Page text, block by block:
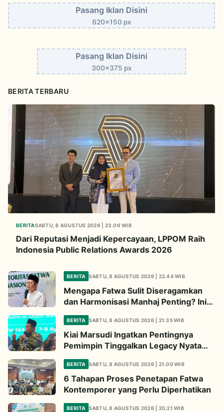
Pasang Iklan Disini
620x150 px
Pasang Iklan Disini
300x375 px
BERITA TERBARU
BERITASABTU, 8 AGUSTUS 2026 | 23.06 WIB
Dari Reputasi Menjadi Kepercayaan, LPPOM Raih
Indonesia Public Relations Awards 2026
BERITA SABTU, 8 AGUSTUS 2026 | 22.44 WIB
Mengapa Fatwa Sulit Diseragamkan
dan Harmonisasi Manhaj Penting? Ini
Penjelasan Kiai Cholil
BERITA SABTU, 8 AGUSTUS 2026 | 21.35 WIB
Kiai Marsudi Ingatkan Pentingnya
Pemimpin Tinggalkan Legacy Nyata
untuk Umat
BERITA SABTU, 8 AGUSTUS 2026 | 21.00 WIB
6 Tahapan Proses Penetapan Fatwa
Kontemporer yang Perlu Diperhatikan
BERITA SABTU, 8 AGUSTUS 2026 | 20.21 WIB